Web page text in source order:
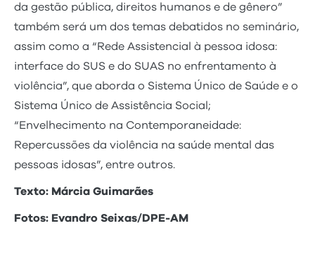
da gestão pública, direitos humanos e de gênero”
também será um dos temas debatidos no seminário,
assim como a “Rede Assistencial à pessoa idosa:
interface do SUS e do SUAS no enfrentamento à
violência”, que aborda o Sistema Único de Saúde e o
Sistema Único de Assistência Social;
“Envelhecimento na Contemporaneidade:
Repercussões da violência na saúde mental das
pessoas idosas”, entre outros.
Texto: Márcia Guimarães
Fotos: Evandro Seixas/DPE-AM